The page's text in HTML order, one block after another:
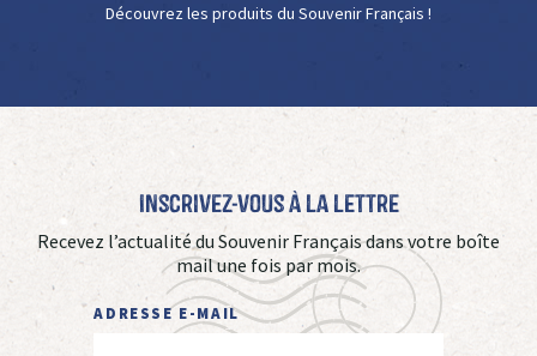
Découvrez les produits du Souvenir Français !
Inscrivez-vous à La Lettre
Recevez l’actualité du Souvenir Français dans votre boîte
mail une fois par mois.
ADRESSE E-MAIL